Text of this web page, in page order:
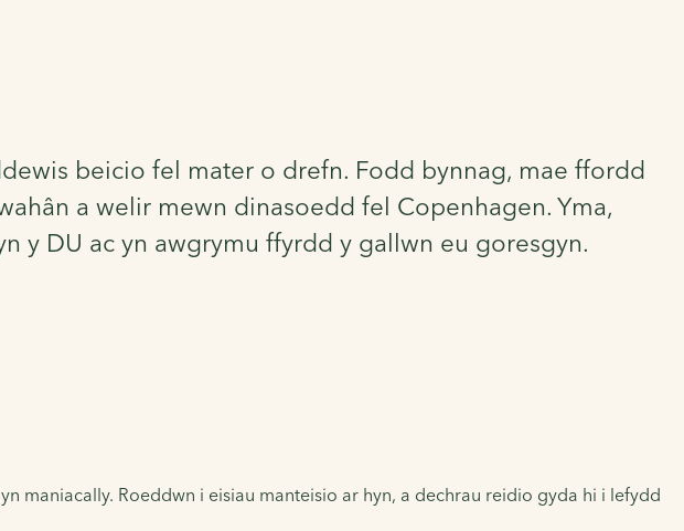
beicio fel mater o drefn. Fodd bynnag, mae ffordd
a welir mewn dinasoedd fel Copenhagen. Yma,
y DU ac yn awgrymu ffyrdd y gallwn eu goresgyn.
maniacally. Roeddwn i eisiau manteisio ar hyn, a dechrau reidio gyda hi i lefydd